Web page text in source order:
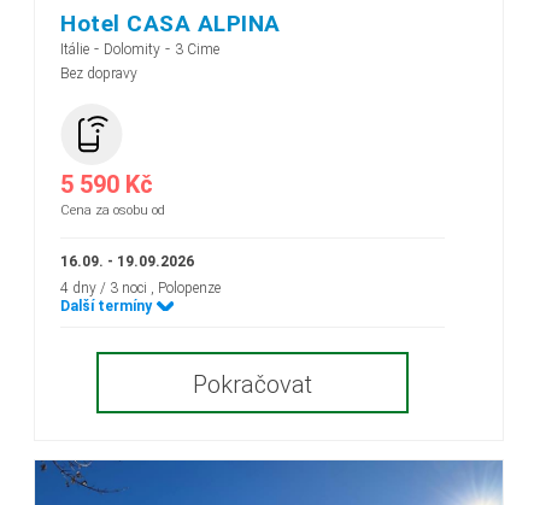
Hotel CASA ALPINA
Itálie - Dolomity - 3 Cime
Bez dopravy
5 590 Kč
Cena za osobu od
16.09. - 19.09.2026
4 dny / 3 noci , Polopenze
Další termíny
Pokračovat